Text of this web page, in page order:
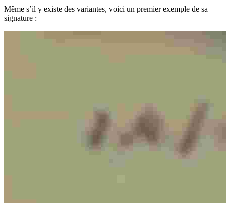
Même s’il y existe des variantes, voici un premier exemple de sa
signature :